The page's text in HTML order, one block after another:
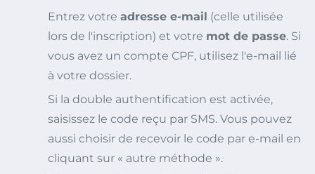
Entrez votre adresse e-mail (celle utilisée
lors de l'inscription) et votre mot de passe. Si
vous avez un compte CPF, utilisez l'e-mail lié
à votre dossier.
Si la double authentification est activée,
saisissez le code reçu par SMS. Vous pouvez
aussi choisir de recevoir le code par e-mail en
cliquant sur « autre méthode ».